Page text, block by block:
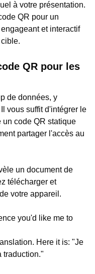
à votre présentation.
QR pour un
et interactif
QR pour les
de données, y
vous suffit d'intégrer le
un code QR statique
partager l'accès au
un document de
télécharger et
votre appareil.
you'd like me to
Here it is: "Je
traduction."